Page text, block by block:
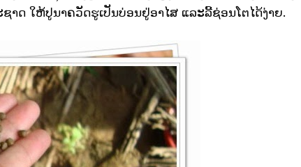
ດ ໃຫ້ປູນາຄວັດຮູເປັນບ່ອນຢູ່ອາໄສ ແລະລີ້ຊ່ອນໂຕໄດ້ງ່າຍ.